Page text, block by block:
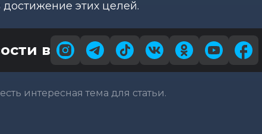
этих целей.
в
интересная тема для статьи.